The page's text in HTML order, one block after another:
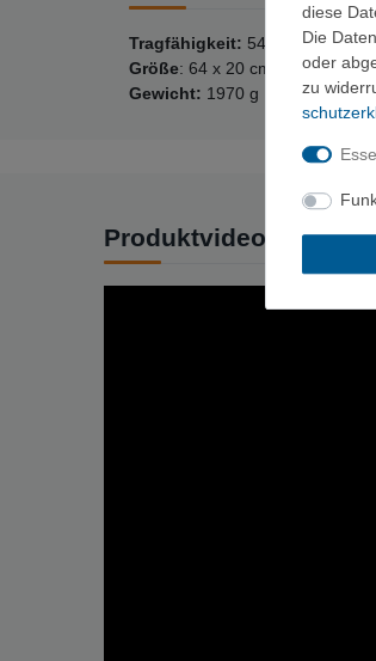
Tragfähigkeit: 54-100 kg
Größe: 64 x 20 cm
Gewicht: 1970 g
Produktvideo
diese
Die
oder
zu